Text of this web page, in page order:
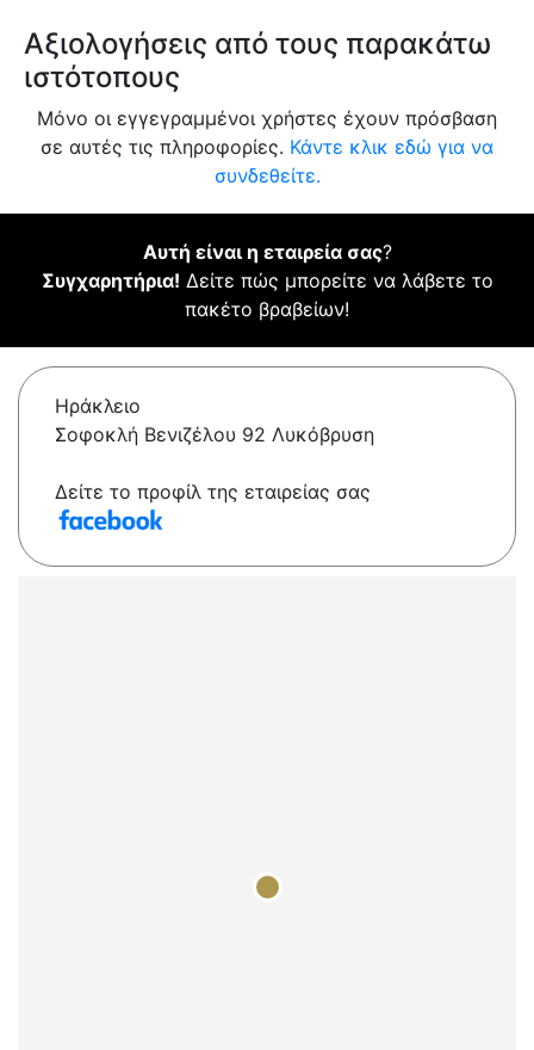
Αξιολογήσεις από τους παρακάτω
ιστότοπους
Μόνο οι εγγεγραμμένοι χρήστες έχουν πρόσβαση
σε αυτές τις πληροφορίες. Κάντε κλικ εδώ για να
συνδεθείτε.
Αυτή είναι η εταιρεία σας?
Συγχαρητήρια! Δείτε πώς μπορείτε να λάβετε το
πακέτο βραβείων!
Ηράκλειο
Σοφοκλή Βενιζέλου 92 Λυκόβρυση
Δείτε το προφίλ της εταιρείας σας